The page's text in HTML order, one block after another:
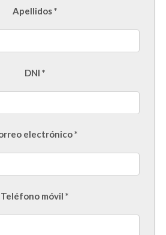
Apellidos *
DNI *
electrónico *
Teléfono móvil *